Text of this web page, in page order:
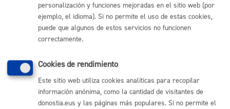
Plazo estimado:1 mes Plazo legal:3 meses
Sentido del silencio:Negativo
El plazo de resolución de cada expediente, puede ser
En términos generales:
Contenedores (y vallados de cierre de fachada): 1
semana.
Otros elementos simples: 15 días
Elementos complejos: 1 mes.
personalización y funciones mejoradas en el sitio web (por
ejemplo, el idioma). Si no permite el uso de estas cookies,
puede que algunos de estos servicios no funcionen
correctamente.
Cookies de rendimiento
Este sitio web utiliza cookies analíticas para recopilar
información anónima, como la cantidad de visitantes de
donostia.eus y las páginas más populares. Si no permite el